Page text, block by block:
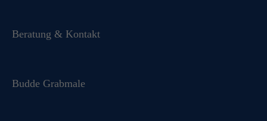
Beratung & Kontakt
Budde Grabmale